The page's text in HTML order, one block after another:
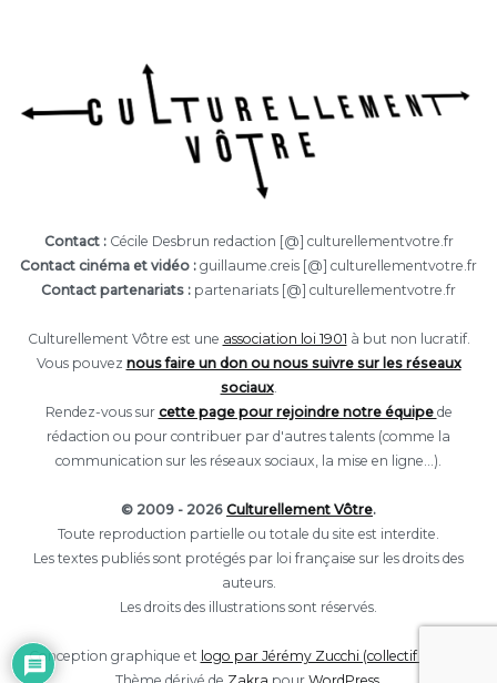
Contact :Cécile Desbrun redaction [@] culturellementvotre.fr
Contact cinéma et vidéo : guillaume.creis [@] culturellementvotre.fr
Contact partenariats : partenariats [@] culturellementvotre.fr
Culturellement Vôtre est une association loi 1901 à but non lucratif.
Vous pouvez nous faire un don ou nous suivre sur les réseaux
sociaux.
Rendez-vous sur cette page pour rejoindre notre équipe de
rédaction ou pour contribuer par d'autres talents (comme la
communication sur les réseaux sociaux, la mise en ligne...).
© 2009 - 2026 Culturellement Vôtre.
Toute reproduction partielle ou totale du site est interdite.
Les textes publiés sont protégés par loi française sur les droits des
auteurs.
Les droits des illustrations sont réservés.
Conception graphique et logo par Jérémy Zucchi (collectif Eclore).